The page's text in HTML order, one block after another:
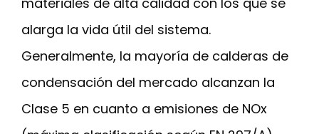
alarga la vida útil del sistema.
Generalmente, la mayoría de calderas de
condensación del mercado alcanzan la
Clase 5 en cuanto a emisiones de NOx